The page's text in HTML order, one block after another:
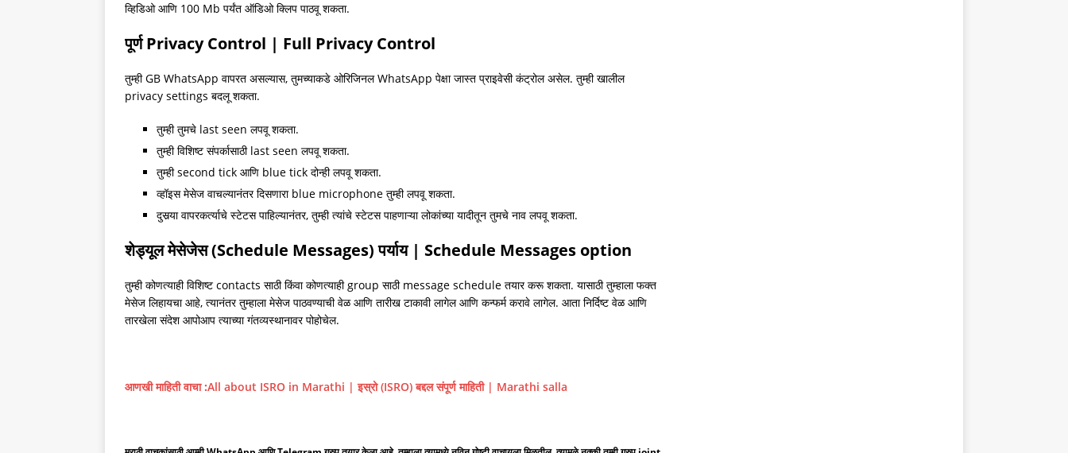
व्हिडिओ आणि 100 Mb पर्यंत ऑडिओ क्लिप पाठवू शकता.
पूर्ण Privacy Control | Full Privacy Control
तुम्ही GB WhatsApp वापरत असल्यास, तुमच्याकडे ओरिजिनल WhatsApp पेक्षा जास्त प्राइवेसी कंट्रोल असेल. तुम्ही खालील
privacy settings बदलू शकता.
तुम्ही तुमचे last seen लपवू शकता.
तुम्ही विशिष्ट संपर्कासाठी last seen लपवू शकता.
तुम्ही second tick आणि blue tick दोन्ही लपवू शकता.
व्हॉइस मेसेज वाचल्यानंतर दिसणारा blue microphone तुम्ही लपवू शकता.
दुसर्‍या वापरकर्त्याचे स्टेटस पाहिल्यानंतर, तुम्ही त्यांचे स्टेटस पाहणाऱ्या लोकांच्या यादीतून तुमचे नाव लपवू शकता.
शेड्यूल मेसेजेस (Schedule Messages) पर्याय | Schedule Messages option
तुम्ही कोणत्याही विशिष्ट contacts साठी किंवा कोणत्याही group साठी message schedule तयार करू शकता. यासाठी तुम्हाला फक्त
मेसेज लिहायचा आहे, त्यानंतर तुम्हाला मेसेज पाठवण्याची वेळ आणि तारीख टाकावी लागेल आणि कन्फर्म करावे लागेल. आता निर्दिष्ट वेळ आणि
तारखेला संदेश आपोआप त्याच्या गंतव्यस्थानावर पोहोचेल.
आणखी माहिती वाचा :All about ISRO in Marathi | इस्रो (ISRO) बद्दल संपूर्ण माहिती | Marathi salla